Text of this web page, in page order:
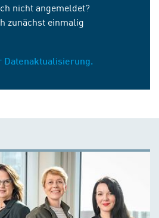
nicht angemeldet?
zunächst einmalig
Datenaktualisierung.